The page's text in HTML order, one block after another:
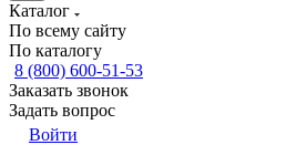
Каталог
По всему сайту
По каталогу
8 (800) 600-51-53
Заказать звонок
Задать вопрос
Войти